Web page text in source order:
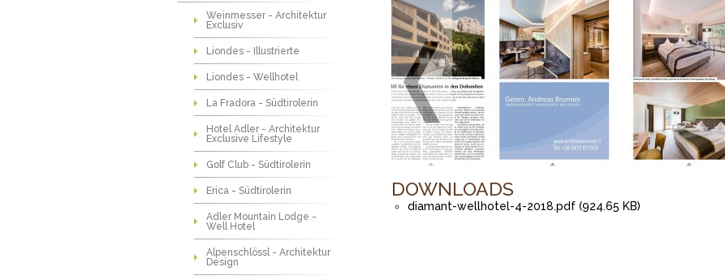
Weinmesser - Architektur
Exclusiv
Liondes - Illustrierte
Liondes - Wellhotel
La Fradora - Südtirolerin
Hotel Adler - Architektur
Exclusive Lifestyle
Golf Club - Südtirolerin
Erica - Südtirolerin
Adler Mountain Lodge -
Well Hotel
Alpenschlössl - Architektur
Design
DOWNLOADS
diamant-wellhotel-4-2018.pdf (924.65 KB)